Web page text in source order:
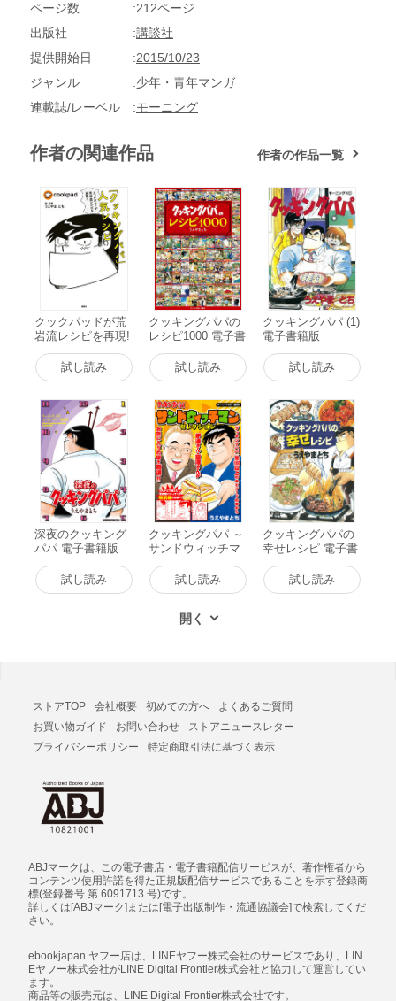
ページ数
212ページ
出版社
講談社
提供開始日
2015/10/23
ジャンル
少年・青年マンガ
連載誌/レーベル
モーニング
作者の関連作品 作者の作品一覧
クックパッドが荒
岩流レシピを再現!
「クッキングパ
パ」人気レシピ 電
子書籍版
試し読み
クッキングパパの
レシピ1000 電子書
籍版
試し読み
クッキングパパ (1)
電子書籍版
試し読み
深夜のクッキング
パパ 電子書籍版
試し読み
クッキングパパ ～
サンドウィッチマ
ンセレクション～
電子書籍版
試し読み
クッキングパパの
幸せレシピ 電子書
籍版
試し読み
ストアTOP 会社概要 初めての方へ
よくあるご質問
お買い物ガイド
お問い合わせ
ストアニュースレター
プライバシーポリシー
特定商取引法に基づく表示
ABJマークは、この電子書店・電子書籍配信サービスが、著作権者から
コンテンツ使用許諾を得た正規版配信サービスであることを示す登録商
標(登録番号 第 6091713 号)です。
詳しくは[ABJマーク]または[電子出版制作・流通協議会]で検索してくだ
さい。
ebookjapan ヤフー店は、LINEヤフー株式会社のサービスであり、LIN
Eヤフー株式会社がLINE Digital Frontier株式会社と協力して運営してい
ます。
商品等の販売元は、LINE Digital Frontier株式会社です。